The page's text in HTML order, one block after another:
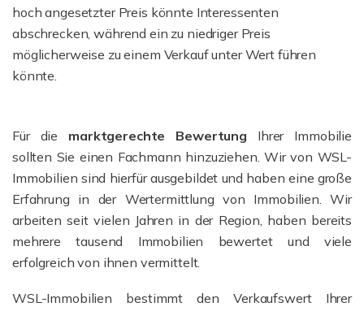
hoch angesetzter Preis könnte Interessenten
abschrecken, während ein zu niedriger Preis
möglicherweise zu einem Verkauf unter Wert führen
könnte.
Für die marktgerechte Bewertung Ihrer Immobilie
sollten Sie einen Fachmann hinzuziehen. Wir von WSL-
Immobilien sind hierfür ausgebildet und haben eine große
Erfahrung in der Wertermittlung von Immobilien. Wir
arbeiten seit vielen Jahren in der Region, haben bereits
mehrere tausend Immobilien bewertet und viele
erfolgreich von ihnen vermittelt.
WSL-Immobilien bestimmt den Verkaufswert Ihrer